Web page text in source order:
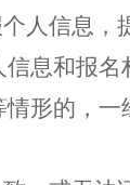
个人信息 ，
信息和报名
形的，一